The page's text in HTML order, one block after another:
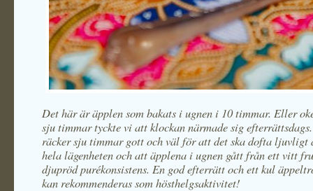
Det här är äpplen som bakats i ugnen i 10 timmar. Eller
sju timmar tyckte vi att klockan närmade sig
räcker sju timmar gott och väl för att det ska dofta ljuvligt
hela lägenheten och att äpplena i ugnen gått från ett vitt
djupröd purékonsistens. En god efterrätt och ett kul
kan rekommenderas som hösthelgsaktivitet!